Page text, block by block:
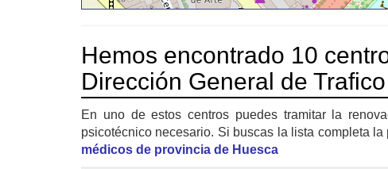
Hemos encontrado 10
Dirección General de
En uno de estos centros puedes tramitar la
psicotécnico necesario. Si buscas la lista completa la
médicos de provincia de Huesca